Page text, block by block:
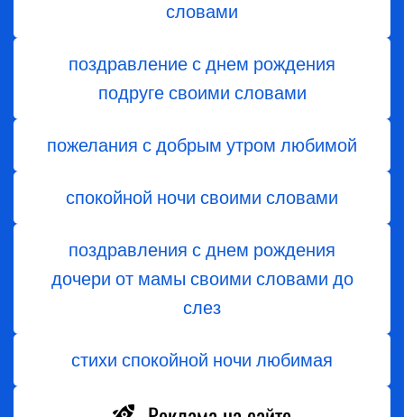
словами
поздравление с днем рождения
подруге своими словами
пожелания с добрым утром любимой
спокойной ночи своими словами
поздравления с днем ​​рождения
дочери от мамы своими словами до
слез
стихи спокойной ночи любимая